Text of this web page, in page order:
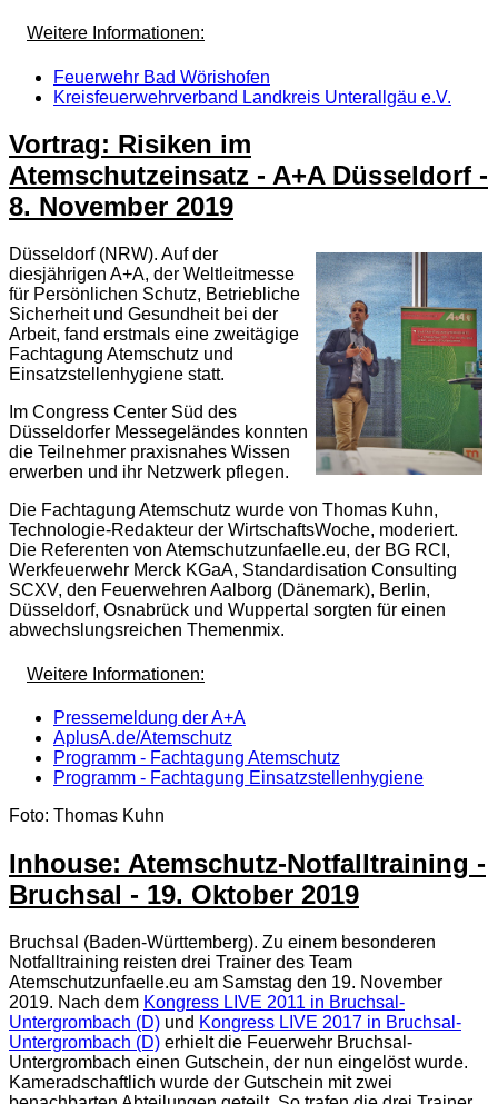
Weitere Informationen:
Feuerwehr Bad Wörishofen
Kreisfeuerwehrverband Landkreis Unterallgäu e.V.
Vortrag: Risiken im
Atemschutzeinsatz - A+A Düsseldorf -
8. November 2019
Düsseldorf (NRW). Auf der
diesjährigen A+A, der Weltleitmesse
für Persönlichen Schutz, Betriebliche
Sicherheit und Gesundheit bei der
Arbeit, fand erstmals eine zweitägige
Fachtagung Atemschutz und
Einsatzstellenhygiene statt.
Im Congress Center Süd des
Düsseldorfer Messegeländes konnten
die Teilnehmer praxisnahes Wissen
erwerben und ihr Netzwerk pflegen.
Die Fachtagung Atemschutz wurde von Thomas Kuhn,
Technologie-Redakteur der WirtschaftsWoche, moderiert.
Die Referenten von Atemschutzunfaelle.eu, der BG RCI,
Werkfeuerwehr Merck KGaA, Standardisation Consulting
SCXV, den Feuerwehren Aalborg (Dänemark), Berlin,
Düsseldorf, Osnabrück und Wuppertal sorgten für einen
abwechslungsreichen Themenmix.
Weitere Informationen:
Pressemeldung der A+A
AplusA.de/Atemschutz
Programm - Fachtagung Atemschutz
Programm - Fachtagung Einsatzstellenhygiene
Foto: Thomas Kuhn
Inhouse: Atemschutz-Notfalltraining -
Bruchsal - 19. Oktober 2019
Bruchsal (Baden-Württemberg). Zu einem besonderen
Notfalltraining reisten drei Trainer des Team
Atemschutzunfaelle.eu am Samstag den 19. November
2019. Nach dem Kongress LIVE 2011 in Bruchsal-
Untergrombach (D) und Kongress LIVE 2017 in Bruchsal-
Untergrombach (D) erhielt die Feuerwehr Bruchsal-
Untergrombach einen Gutschein, der nun eingelöst wurde.
Kameradschaftlich wurde der Gutschein mit zwei